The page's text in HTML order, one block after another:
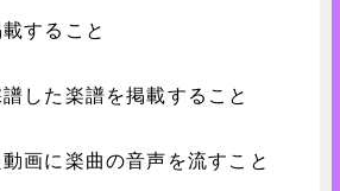
すること
した楽譜を掲載すること
動画に楽曲の音声を流すこと